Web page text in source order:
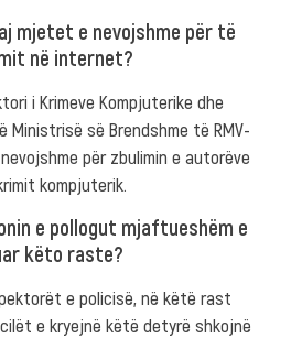
mjetet e nevojshme për të
në internet?
i Krimeve Kompjuterike dhe
Ministrisë së Brendshme të RMV-
për zbulimin e autorëve
kompjuterik.
e pollogut mjaftueshëm e
këto raste?
e policisë, në këtë rast
e kryejnë këtë detyrë shkojnë